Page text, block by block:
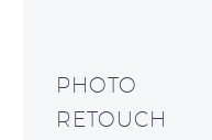
PHOTO
RETOUCH